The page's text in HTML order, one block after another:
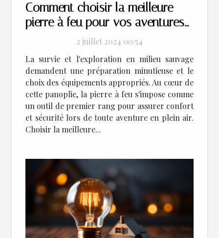
Comment choisir la meilleure
pierre à feu pour vos aventures
en plein air2 juillet 2024 00:54
La survie et l'exploration en milieu sauvage
demandent une préparation minutieuse et le
choix des équipements appropriés. Au cœur de
cette panoplie, la pierre à feu s'impose comme
un outil de premier rang pour assurer confort
et sécurité lors de toute aventure en plein air.
Choisir la meilleure...